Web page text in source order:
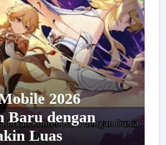
2026
Baru dengan
Luas